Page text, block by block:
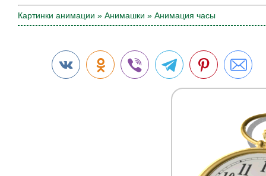
Картинки анимации » Анимашки » Анимация часы